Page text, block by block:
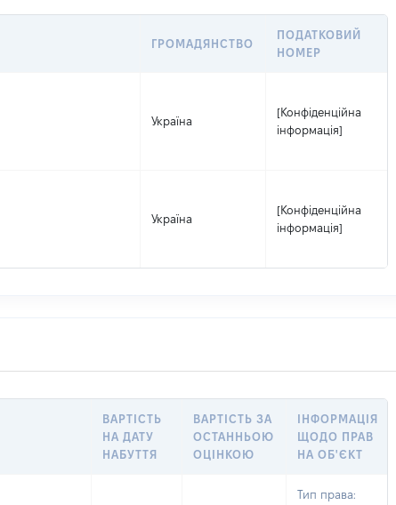
ГРОМАДЯНСТВО
ПОДАТКОВИЙ
НОМЕР
Україна
[Конфіденційна
інформація]
Україна
[Конфіденційна
інформація]
ВАРТІСТЬ
НА ДАТУ
НАБУТТЯ
ВАРТІСТЬ ЗА
ОСТАННЬОЮ
ОЦІНКОЮ
ІНФОРМАЦІЯ
ЩОДО ПРАВ
НА ОБ'ЄКТ
Тип права: